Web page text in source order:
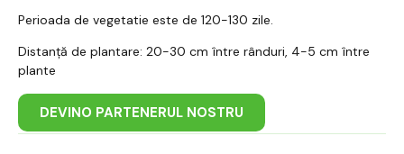
Perioada de vegetatie este de 120-130 zile.
Distanţă de plantare: 20-30 cm între rânduri, 4-5 cm între
plante
DEVINO PARTENERUL NOSTRU